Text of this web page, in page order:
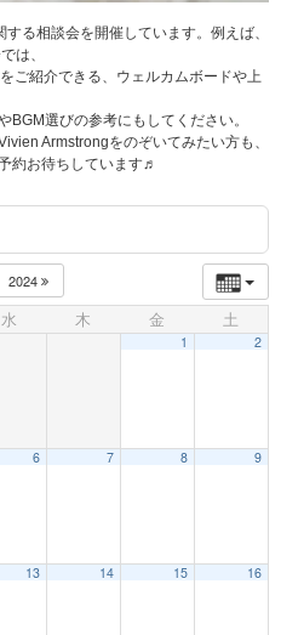
る相談会を開催しています。例えば、
は、
紹介できる、ウェルカムボードや上
選びの参考にもしてください。
Armstrongをのぞいてみたい方も、
約お待ちしています♬
2024
水 木 金 土
1 2
6 7 8 9
13 14 15 16